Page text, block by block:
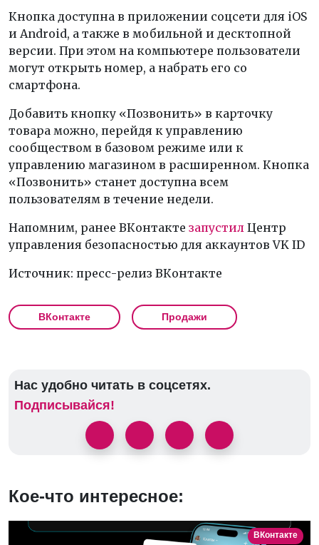
Кнопка доступна в приложении соцсети для iOS
и Android, а также в мобильной и десктопной
версии. При этом на компьютере пользователи
могут открыть номер, а набрать его со
смартфона.
Добавить кнопку «Позвонить» в карточку
товара можно, перейдя к управлению
сообществом в базовом режиме или к
управлению магазином в расширенном. Кнопка
«Позвонить» станет доступна всем
пользователям в течение недели.
Напомним, ранее ВКонтакте запустил Центр
управления безопасностью для аккаунтов VK ID
Источник: пресс-релиз ВКонтакте
ВКонтакте Продажи
Нас удобно читать в соцсетях.
Подписывайся!
Кое-что интересное:
ВКонтакте